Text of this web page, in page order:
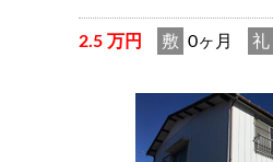
2.5 万円 敷 0ヶ月 礼